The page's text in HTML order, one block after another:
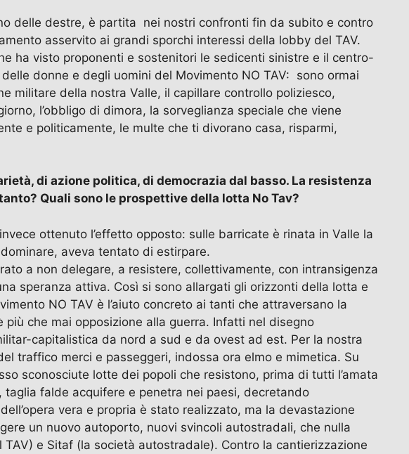
delle destre, è partita nei nostri confronti fin da subito e contro
asservito ai grandi sporchi interessi della lobby del TAV.
ha visto proponenti e sostenitori le sedicenti sinistre e il centro-
donne e degli uomini del Movimento NO TAV: sono ormai
militare della nostra Valle, il capillare controllo poliziesco,
l’obbligo di dimora, la sorveglianza speciale che viene
e politicamente, le multe che ti divorano casa, risparmi,
di azione politica, di democrazia dal basso. La resistenza
Quali sono le prospettive della lotta No Tav?
ottenuto l’effetto opposto: sulle barricate è rinata in Valle la
aveva tentato di estirpare.
a non delegare, a resistere, collettivamente, con intransigenza
speranza attiva. Così si sono allargati gli orizzonti della lotta e
NO TAV è l’aiuto concreto ai tanti che attraversano la
che mai opposizione alla guerra. Infatti nel disegno
capitalistica da nord a sud e da ovest ad est. Per la nostra
traffico merci e passeggeri, indossa ora elmo e mimetica. Su
sconosciute lotte dei popoli che resistono, prima di tutti l’amata
falde acquifere e penetra nei paesi, decretando
vera e propria è stato realizzato, ma la devastazione
un nuovo autoporto, nuovi svincoli autostradali, che nulla
e Sitaf (la società autostradale). Contro la cantierizzazione